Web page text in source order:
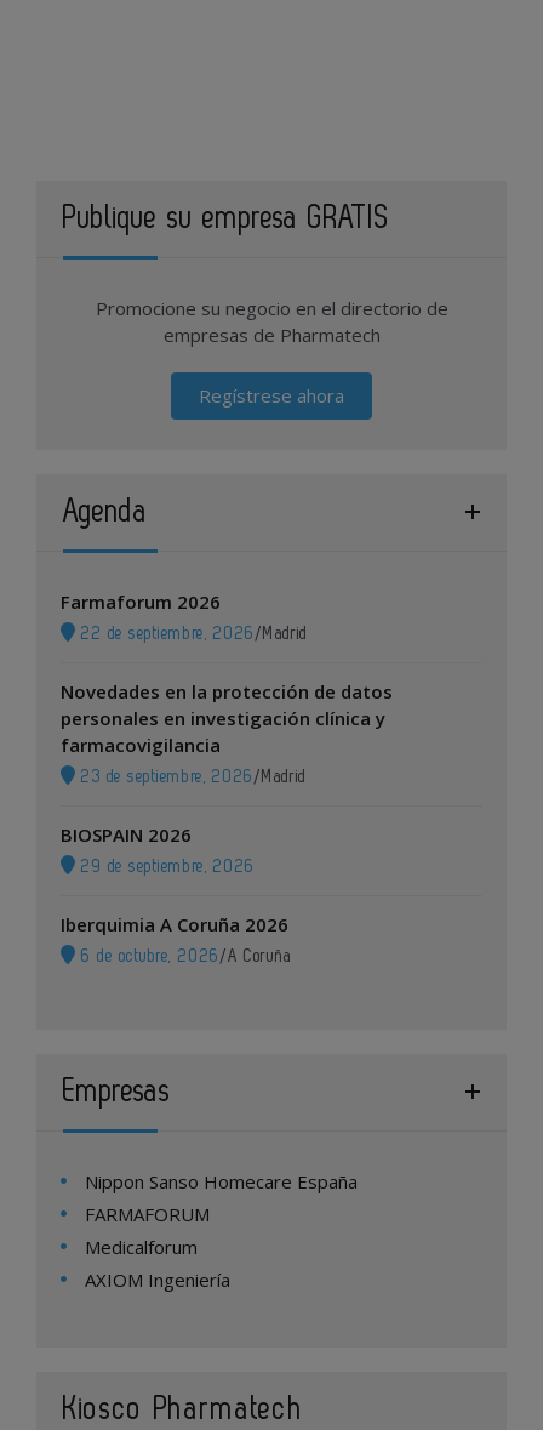
Publique su empresa GRATIS
Promocione su negocio en el directorio de
empresas de Pharmatech
Regístrese ahora
Agenda
Farmaforum 2026
22 de septiembre, 2026 / Madrid
Novedades en la protección de datos
personales en investigación clínica y
farmacovigilancia
23 de septiembre, 2026 / Madrid
BIOSPAIN 2026
29 de septiembre, 2026
Iberquimia A Coruña 2026
6 de octubre, 2026 /A Coruña
Empresas
Nippon Sanso Homecare España
FARMAFORUM
Medicalforum
AXIOM Ingeniería
Kiosco Pharmatech